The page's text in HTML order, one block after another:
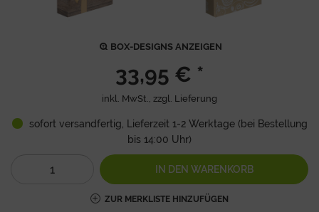
BOX-DESIGNS ANZEIGEN
33,95 € *
inkl. MwSt., zzgl. Lieferung
sofort versandfertig, Lieferzeit 1-2 Werktage (bei Bestellung
bis 14:00 Uhr)
IN DEN WARENKORB
ZUR MERKLISTE HINZUFÜGEN